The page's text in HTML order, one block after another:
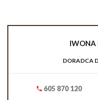
IWONA
DORADCA
605 870 120